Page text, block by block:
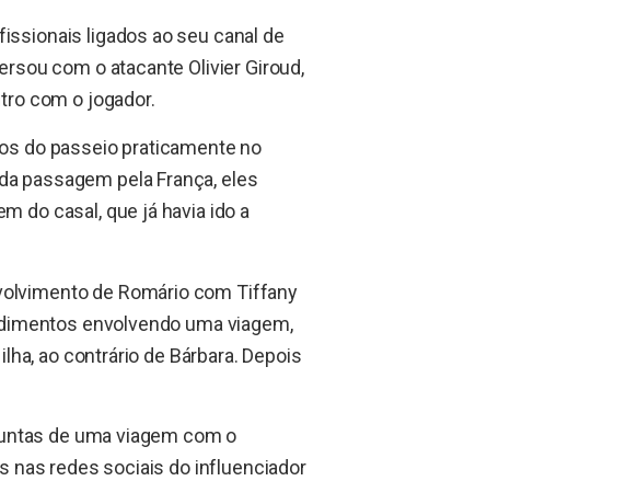
ligados ao seu canal de
com o atacante Olivier Giroud,
com o jogador.
do passeio praticamente no
passagem pela França, eles
do casal, que já havia ido a
de Romário com Tiffany
envolvendo uma viagem,
ao contrário de Bárbara. Depois
de uma viagem com o
nas redes sociais do influenciador